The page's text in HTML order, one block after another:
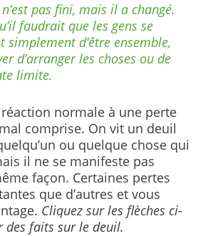
pas fini, mais il a changé.
faudrait que les gens se
simplement d’être ensemble,
d’arranger les choses ou de
limite.
normale à une perte
comprise. On vit un deuil
ou quelque chose qui
il ne se manifeste pas
façon. Certaines pertes
que d’autres et vous
Cliquez sur les flèches ci-
des faits sur le deuil.